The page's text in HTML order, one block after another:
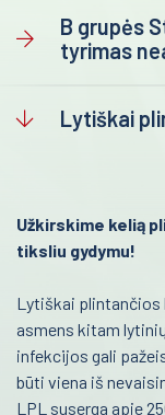
Retos
Gimdos kaklelio
B grupės
Lytiškai
Onkohematologija
Endokrinologija
Anesteziologija
Kraujo centras
B grupės
tyrimas
Lytiškai
Užkirskime kelią
tiksliu gydymu!
Lytiškai plintančios
asmens kitam
infekcijos gali
būti viena iš
LPL suserga apie